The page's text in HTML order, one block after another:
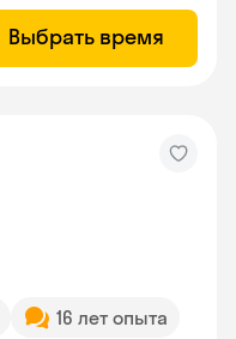
Выбрать время
16 лет опыта